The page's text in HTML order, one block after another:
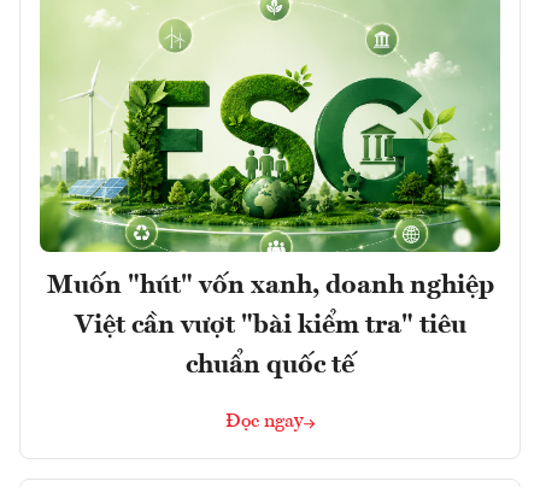
Muốn "hút" vốn xanh, doanh nghiệp
Việt cần vượt "bài kiểm tra" tiêu
chuẩn quốc tế
Đọc ngay